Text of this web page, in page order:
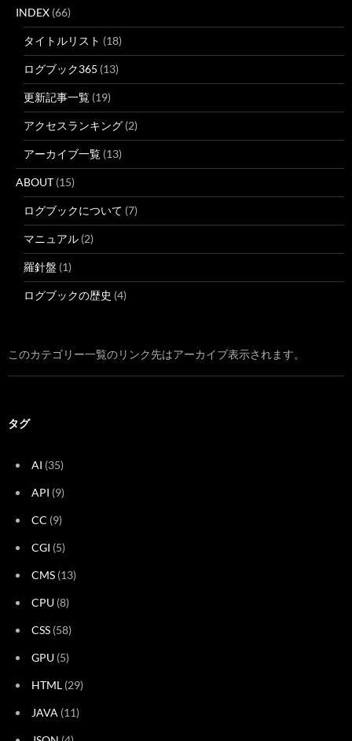
INDEX (66)
タイトルリスト (18)
ログブック365 (13)
更新記事一覧 (19)
アクセスランキング (2)
アーカイブ一覧 (13)
ABOUT (15)
ログブックについて (7)
マニュアル (2)
羅針盤 (1)
ログブックの歴史 (4)
このカテゴリー一覧のリンク先はアーカイブ表示されます。
タグ
AI (35)
API (9)
CC (9)
CGI (5)
CMS (13)
CPU (8)
CSS (58)
GPU (5)
HTML (29)
JAVA (11)